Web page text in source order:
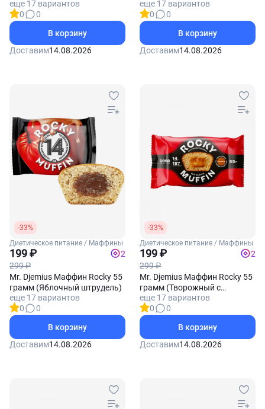
еще 17 вариантов
0
0
В корзину
Доставим14.08.2026
еще 17 вариантов
0
0
В корзину
Доставим14.08.2026
-33%
Диетическое питание / Маффины
199 ₽
299 ₽
2
Mr. Djemius Маффин Rocky 55
грамм (Яблочный штрудель)
еще 17 вариантов
0
0
В корзину
Доставим14.08.2026
-33%
Диетическое питание / Маффины
199 ₽
299 ₽
2
Mr. Djemius Маффин Rocky 55
грамм (Творожный с
начинкой Карамель)
еще 17 вариантов
0
0
В корзину
Доставим14.08.2026